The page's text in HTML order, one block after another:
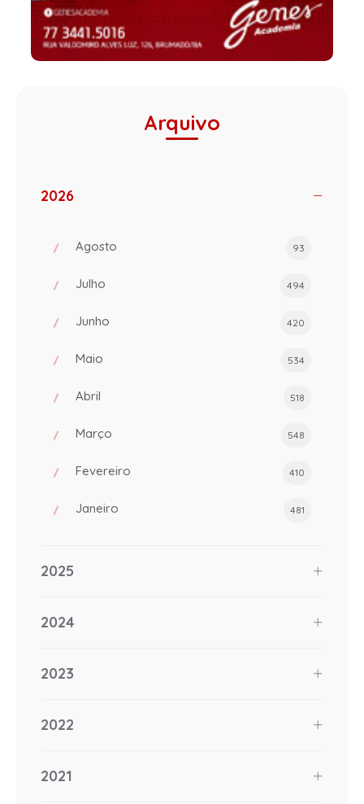
Arquivo
2026
Agosto 93
Julho 494
Junho 420
Maio 534
Abril 518
Março 548
Fevereiro 410
Janeiro 481
2025
2024
2023
2022
2021